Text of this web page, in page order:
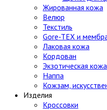
Жированная кожа
Велюр
Текстиль
Gore-TEX и
Лаковая кожа
Кордован
Экзотическая кожа
Наппа
Кожзам,
Изделия
Кроссовки